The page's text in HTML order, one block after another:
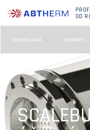
OD
TECHNOLÓGIA VEĽKOSTI